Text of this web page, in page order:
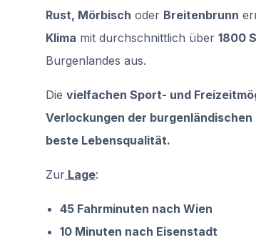
Rust, Mörbisch oder Breitenbrunn
Klima mit durchschnittlich über 1800
Burgenlandes aus.
Die vielfachen Sport- und
Verlockungen der burgenländischen
beste Lebensqualität.
Zur Lage:
45 Fahrminuten nach Wien
10 Minuten nach Eisenstadt